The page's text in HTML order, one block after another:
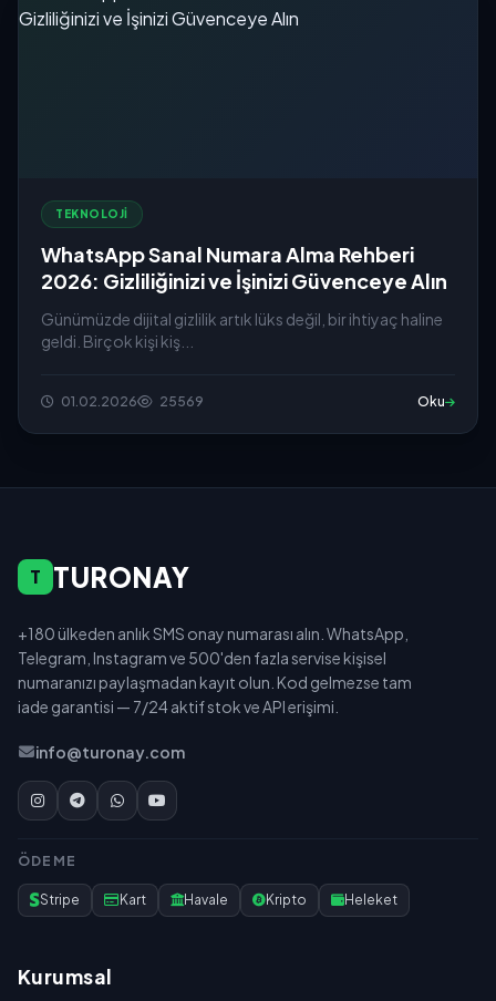
TEKNOLOJI
WhatsApp Sanal Numara Alma Rehberi
2026: Gizliliğinizi ve İşinizi Güvenceye Alın
Günümüzde dijital gizlilik artık lüks değil, bir ihtiyaç haline
geldi. Birçok kişi kiş...
01.02.2026 25569 Oku
T TURONAY
+180 ülkeden anlık SMS onay numarası alın. WhatsApp,
Telegram, Instagram ve 500'den fazla servise kişisel
numaranızı paylaşmadan kayıt olun. Kod gelmezse tam
iade garantisi — 7/24 aktif stok ve API erişimi.
info@turonay.com
ÖDEME
Stripe Kart Havale Kripto Heleket
Kurumsal